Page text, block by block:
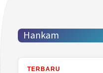
Hankam
TERBARU